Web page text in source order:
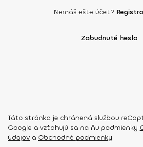
Nemáš ešte účet?
Zabudnuté heslo
Táto stránka je chránená službou
Google a vzťahujú sa na ňu podmienky
údajov a Obchodné podmienky